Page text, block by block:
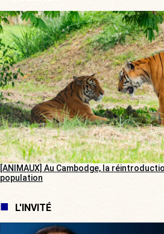
[ANIMAUX] Au Cambodge, la
population
L'INVITÉ